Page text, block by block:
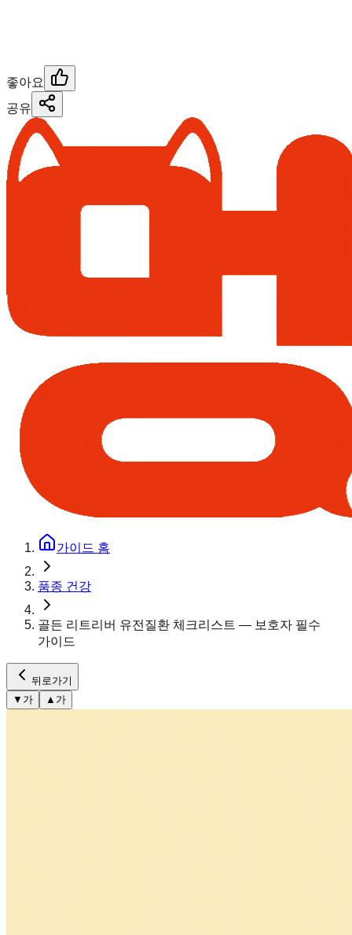
좋아요
공유
가이드 홈
품종 건강
골든 리트리버 유전질환 체크리스트 — 보호자 필수
가이드
뒤로가기
▼ 가 ▲ 가